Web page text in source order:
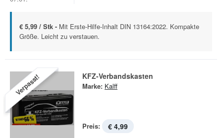
€ 5,99 / Stk - Mit Erste-Hilfe-Inhalt DIN 13164:2022. Kompakte
Größe. Leicht zu verstauen.
Verpasst! KFZ-Verbandskasten
Marke: Kalff
Preis: € 4,99